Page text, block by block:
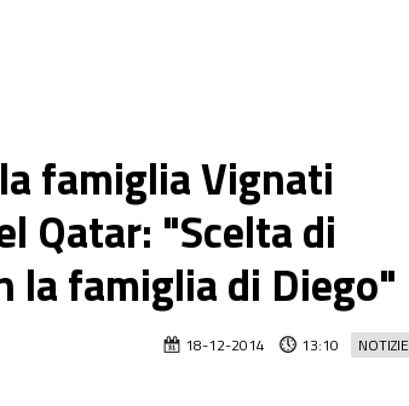
famiglia Vignati
Qatar: "Scelta di
la famiglia di Diego"
NOTIZIE
18-12-2014 13:10